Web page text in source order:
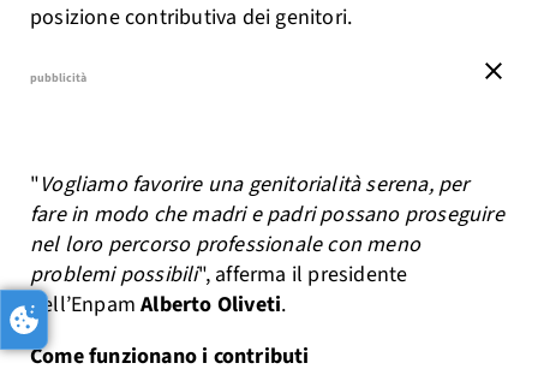
posizione contributiva dei genitori.
close
pubblicità
"Vogliamo favorire una genitorialità serena, per
fare in modo che madri e padri possano proseguire
nel loro percorso professionale con meno
problemi possibili", afferma il presidente
dell’EnpamAlberto Oliveti.
Come funzionano i contributi